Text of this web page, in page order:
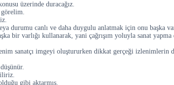
üzerinde duracağız.
durumu canlı ve daha duygulu anlatmak için onu başka
bir varlığı kullanarak, yani çağrışım yoluyla sanat
sanatçı imgeyi oluştururken dikkat gerçeği izlenimlerin
gibi aktarmış.